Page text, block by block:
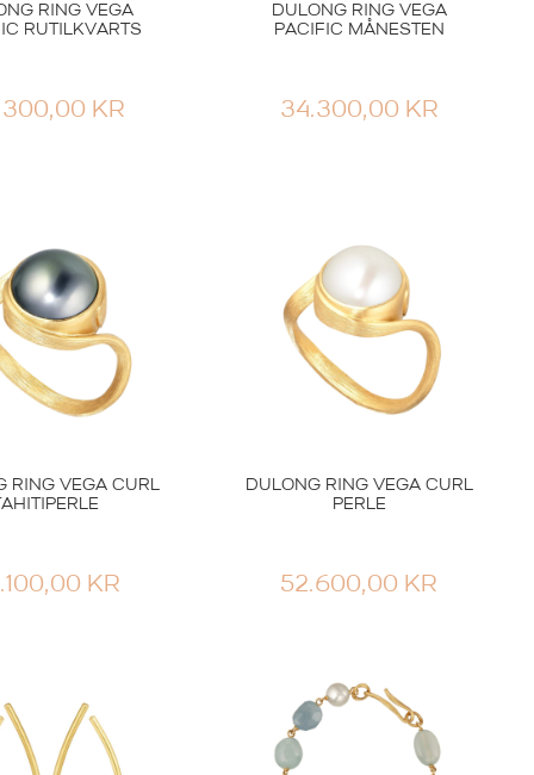
RING VEGA
RUTILKVARTS
KR
DULONG RING VEGA
PACIFIC MÅNESTEN
34.300,00 KR
RING VEGA CURL
KR
DULONG RING VEGA CURL
PERLE
52.600,00 KR